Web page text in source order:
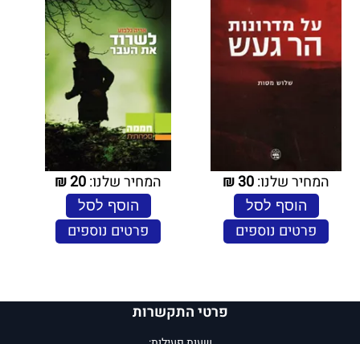
המחיר שלנו:30
₪
הוסף לסל
פרטים נוספים
המחיר שלנו:20
₪
הוסף לסל
פרטים נוספים
פרטי התקשרות